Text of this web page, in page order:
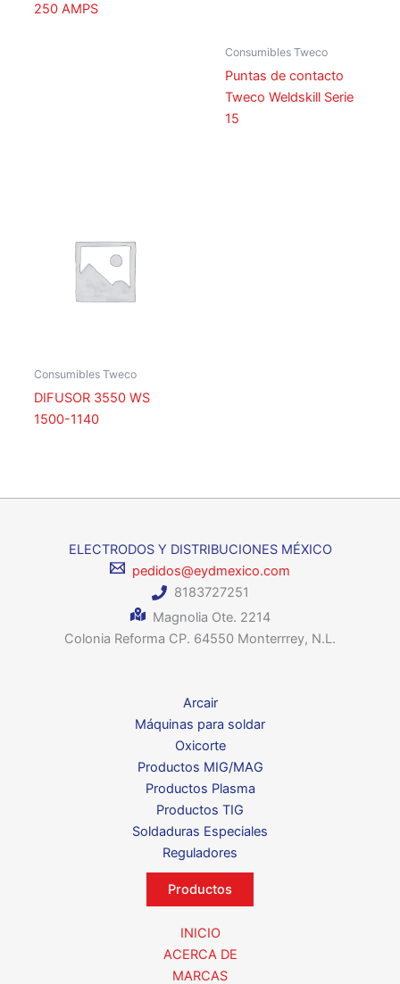
250 AMPS
Consumibles Tweco
Puntas de contacto
Tweco Weldskill Serie
15
Consumibles Tweco
DIFUSOR 3550 WS
1500-1140
ELECTRODOS Y DISTRIBUCIONES MÉXICO
pedidos@eydmexico.com
8183727251
Magnolia Ote. 2214
Colonia Reforma CP. 64550 Monterrrey, N.L.
Arcair
Máquinas para soldar
Oxicorte
Productos MIG/MAG
Productos Plasma
Productos TIG
Soldaduras Especiales
Reguladores
Productos
INICIO
ACERCA DE
MARCAS